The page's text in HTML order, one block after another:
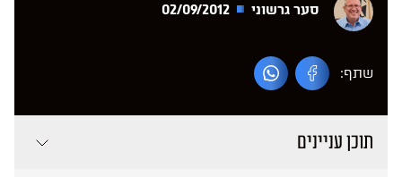
סער גרשוני 02/09/2012
שתף:
תוכן עניינים